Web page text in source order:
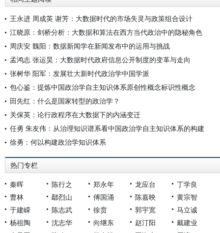
王永进 周成英 谢芳：大数据时代的市场失灵与政策组合设计
江晓原：剑桥分析：大数据和算法在西方当代政治中的隐秘角色
周庆安 魏阳：数据新闻学在新闻发布中的运用与挑战
孟鸿志 张运昊：大数据时代政府信息公开制度的变革与走向
张树华 阳军：发展壮大新时代政治学中国学派
包心鉴：提炼中国政治学自主知识体系原创性概念标识性概念
田先红：什么是国家转型的政治学？
关保英：论行政程序在大数据下的内涵变迁
任勇 朱友伟：从治理知识谱系看中国政治学自主知识体系的构建
徐勇：何以构建政治学知识体系
热门专栏
秦晖 陈行之 郑永年 龙应台
丁学良
曹林
鄢烈山 傅国涌 陈嘉映
黄宗智
于建嵘
陈志武 徐贲 郭宇宽
马立诚
杨祖陶
沈志华 向继东 赵汀阳
戴建业